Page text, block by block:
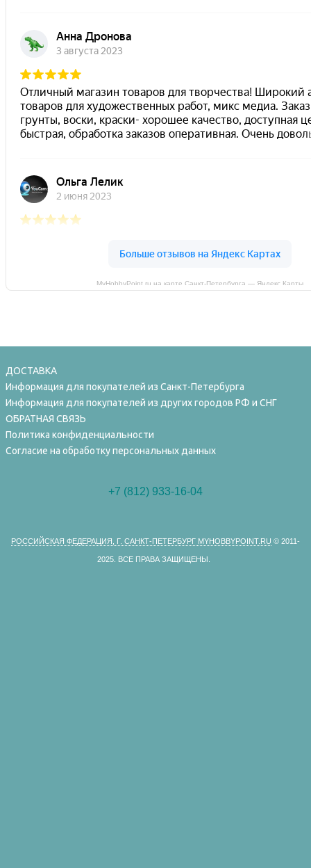
MyHobbyPoint.ru на карте Санкт‑Петербурга — Яндекс Карты
ДОСТАВКА
Информация для покупателей из Санкт-Петербурга
Информация для покупателей из других городов РФ и СНГ
ОБРАТНАЯ СВЯЗЬ
Политика конфиденциальности
Согласие на обработку персональных данных
+7 (812) 933-16-04
РОССИЙСКАЯ ФЕДЕРАЦИЯ, Г. САНКТ-ПЕТЕРБУРГ MYHOBBYPOINT.RU © 2011-
2025. ВСЕ ПРАВА ЗАЩИЩЕНЫ.